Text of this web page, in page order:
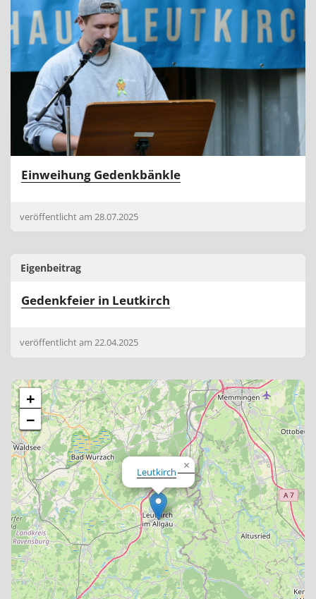
Einweihung Gedenkbänkle
veröffentlicht am 28.07.2025
Eigenbeitrag
Gedenkfeier in Leutkirch
veröffentlicht am 22.04.2025
Leutkirch ×
+
−